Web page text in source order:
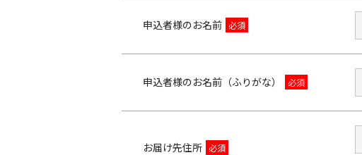
申込者様のお名前
申込者様のお名前（ふりがな）
お届け先住所